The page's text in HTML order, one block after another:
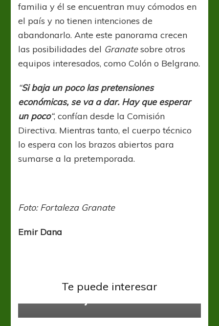
familia y él se encuentran muy cómodos en
el país y no tienen intenciones de
abandonarlo. Ante este panorama crecen
las posibilidades del Granatesobre otros
equipos interesados, como Colón o Belgrano.
“Si baja un poco las pretensiones
económicas, se va a dar. Hay que esperar
un poco“, confían desde la Comisión
Directiva. Mientras tanto, el cuerpo técnico
lo espera con los brazos abiertos para
sumarse a la pretemporada.
Foto: Fortaleza Granate
Emir Dana
Te puede interesar
“Tratamos de elegir lo que